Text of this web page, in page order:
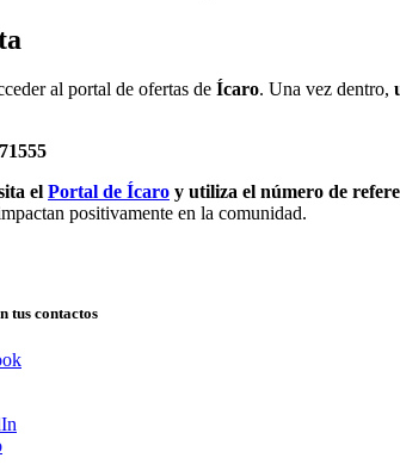
al portal de ofertas de Ícaro. Una vez dentro,
el Portal de Ícaro y utiliza el número de
positivamente en la comunidad.
tus contactos